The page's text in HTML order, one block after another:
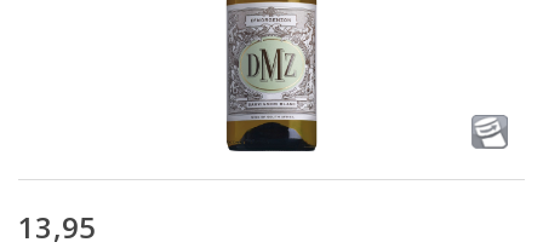
13,95